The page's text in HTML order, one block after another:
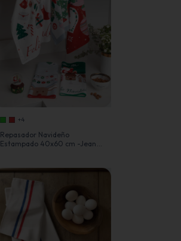
+4
Repasador Navideño
Estampado 40x60 cm -Jean